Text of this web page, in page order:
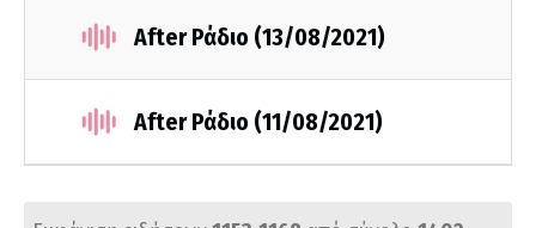
After Ράδιο (13/08/2021)
After Ράδιο (11/08/2021)